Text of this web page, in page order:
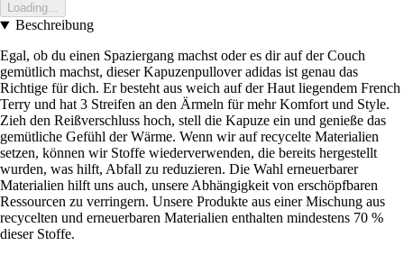
Loading...
Beschreibung
Egal, ob du einen Spaziergang machst oder es dir auf der Couch
gemütlich machst, dieser Kapuzenpullover adidas ist genau das
Richtige für dich. Er besteht aus weich auf der Haut liegendem French
Terry und hat 3 Streifen an den Ärmeln für mehr Komfort und Style.
Zieh den Reißverschluss hoch, stell die Kapuze ein und genieße das
gemütliche Gefühl der Wärme. Wenn wir auf recycelte Materialien
setzen, können wir Stoffe wiederverwenden, die bereits hergestellt
wurden, was hilft, Abfall zu reduzieren. Die Wahl erneuerbarer
Materialien hilft uns auch, unsere Abhängigkeit von erschöpfbaren
Ressourcen zu verringern. Unsere Produkte aus einer Mischung aus
recycelten und erneuerbaren Materialien enthalten mindestens 70 %
dieser Stoffe.